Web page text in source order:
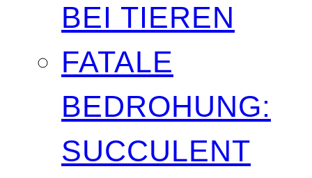
BEI TIEREN
FATALE
BEDROHUNG:
SUCCULENT